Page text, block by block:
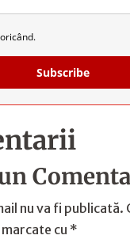
Subscribe
nu va fi publicată.
cu *